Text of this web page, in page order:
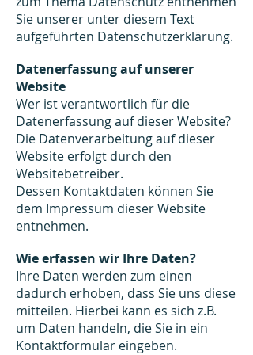
Sie unserer unter diesem Text
aufgeführten Datenschutzerklärung.
Datenerfassung auf unserer
Website
Wer ist verantwortlich für die
Datenerfassung auf dieser Website?
Die Datenverarbeitung auf dieser
Website erfolgt durch den
Websitebetreiber.
Dessen Kontaktdaten können Sie
dem Impressum dieser Website
entnehmen.
Wie erfassen wir Ihre Daten?
Ihre Daten werden zum einen
dadurch erhoben, dass Sie uns diese
mitteilen. Hierbei kann es sich z.B.
um Daten handeln, die Sie in ein
Kontaktformular eingeben.